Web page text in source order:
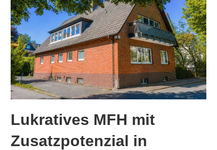
Lukratives MFH mit
Zusatzpotenzial in